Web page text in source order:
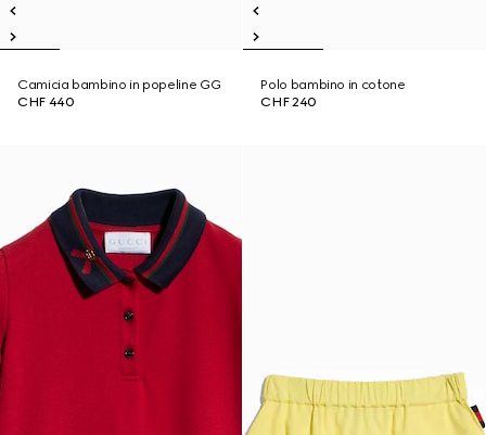
Camicia bambino in popeline GG
CHF 440
Polo bambino in cotone
CHF 240